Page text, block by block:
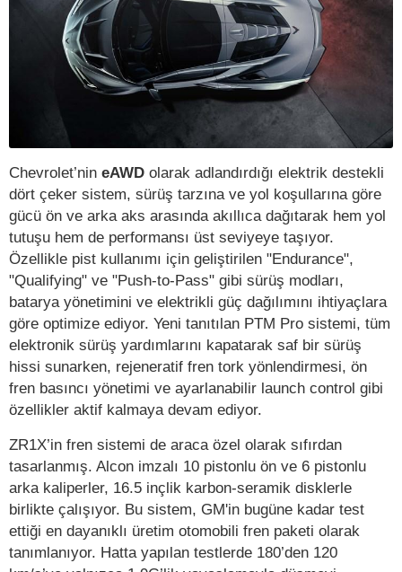
Chevrolet’nin eAWD olarak adlandırdığı elektrik destekli
dört çeker sistem, sürüş tarzına ve yol koşullarına göre
gücü ön ve arka aks arasında akıllıca dağıtarak hem yol
tutuşu hem de performansı üst seviyeye taşıyor.
Özellikle pist kullanımı için geliştirilen "Endurance",
"Qualifying" ve "Push-to-Pass" gibi sürüş modları,
batarya yönetimini ve elektrikli güç dağılımını ihtiyaçlara
göre optimize ediyor. Yeni tanıtılan PTM Pro sistemi, tüm
elektronik sürüş yardımlarını kapatarak saf bir sürüş
hissi sunarken, rejeneratif fren tork yönlendirmesi, ön
fren basıncı yönetimi ve ayarlanabilir launch control gibi
özellikler aktif kalmaya devam ediyor.
ZR1X’in fren sistemi de araca özel olarak sıfırdan
tasarlanmış. Alcon imzalı 10 pistonlu ön ve 6 pistonlu
arka kaliperler, 16.5 inçlik karbon-seramik disklerle
birlikte çalışıyor. Bu sistem, GM'in bugüne kadar test
ettiği en dayanıklı üretim otomobili fren paketi olarak
tanımlanıyor. Hatta yapılan testlerde 180’den 120